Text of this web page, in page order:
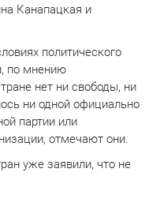
Канапацкая и
политического
по мнению
нет ни свободы, ни
ни одной официально
партии или
отмечают они.
уже заявили, что не